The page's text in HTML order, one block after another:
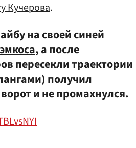
Кучерова.
на своей синей
, а после
пересекли траектории
получил
и не промахнулся.